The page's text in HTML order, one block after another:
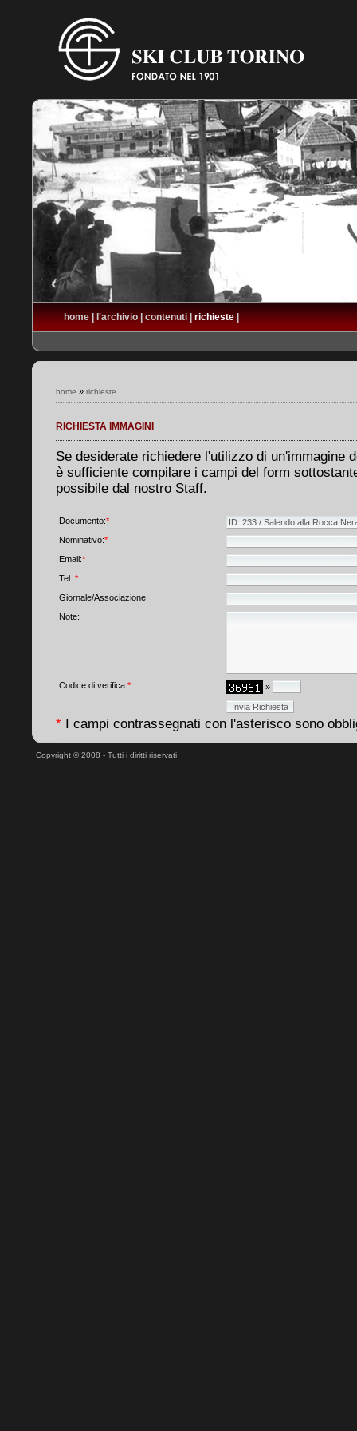
home| l'archivio|contenuti|richieste|
home » richieste
RICHIESTA IMMAGINI
Se desiderate richiedere l'utilizzo di un'immagine
è sufficiente compilare i campi del form
possibile dal nostro Staff.
Documento:*
Nominativo:*
Email:*
Tel.:*
Giornale/Associazione:
Note:
Codice di verifica:* »
* I campi contrassegnati con l'asterisco sono
Copyright © 2008 - Tutti i diritti riservati